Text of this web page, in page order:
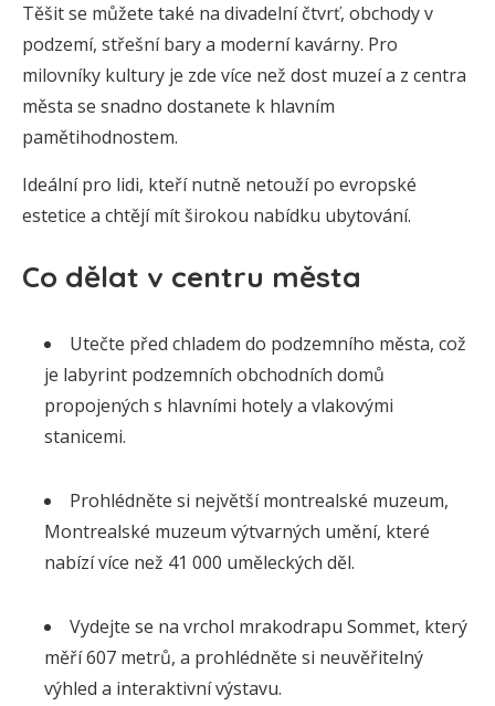
Těšit se můžete také na divadelní čtvrť, obchody v
podzemí, střešní bary a moderní kavárny. Pro
milovníky kultury je zde více než dost muzeí a z centra
města se snadno dostanete k hlavním
pamětihodnostem.
Ideální pro lidi, kteří nutně netouží po evropské
estetice a chtějí mít širokou nabídku ubytování.
Co dělat v centru města
Utečte před chladem do podzemního města, což
je labyrint podzemních obchodních domů
propojených s hlavními hotely a vlakovými
stanicemi.
Prohlédněte si největší montrealské muzeum,
Montrealské muzeum výtvarných umění, které
nabízí více než 41 000 uměleckých děl.
Vydejte se na vrchol mrakodrapu Sommet, který
měří 607 metrů, a prohlédněte si neuvěřitelný
výhled a interaktivní výstavu.